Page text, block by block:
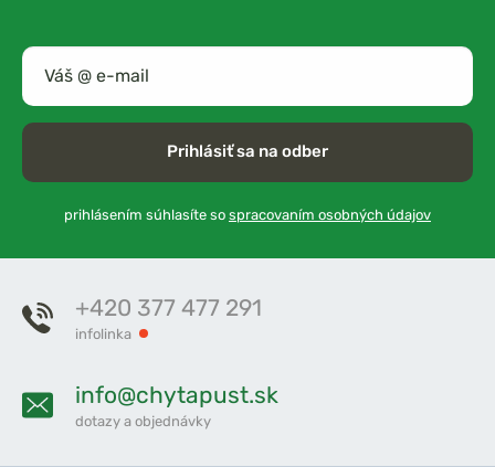
Prihlásiť sa na odber
prihlásením súhlasíte so spracovaním osobných údajov
+420 377 477 291
infolinka
info@chytapust.sk
dotazy a objednávky